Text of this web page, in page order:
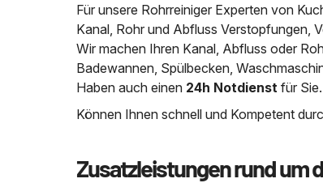
Für unsere Rohrreiniger Experten von
Kanal, Rohr und Abfluss Verstopfungen,
Wir machen Ihren Kanal, Abfluss oder
Badewannen, Spülbecken,
Haben auch einen 24h Notdienst für Sie.
Können Ihnen schnell und Kompetent
Zusatzleistungen rund um